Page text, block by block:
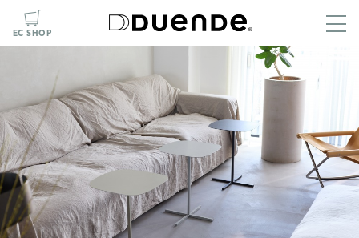
EC SHOP